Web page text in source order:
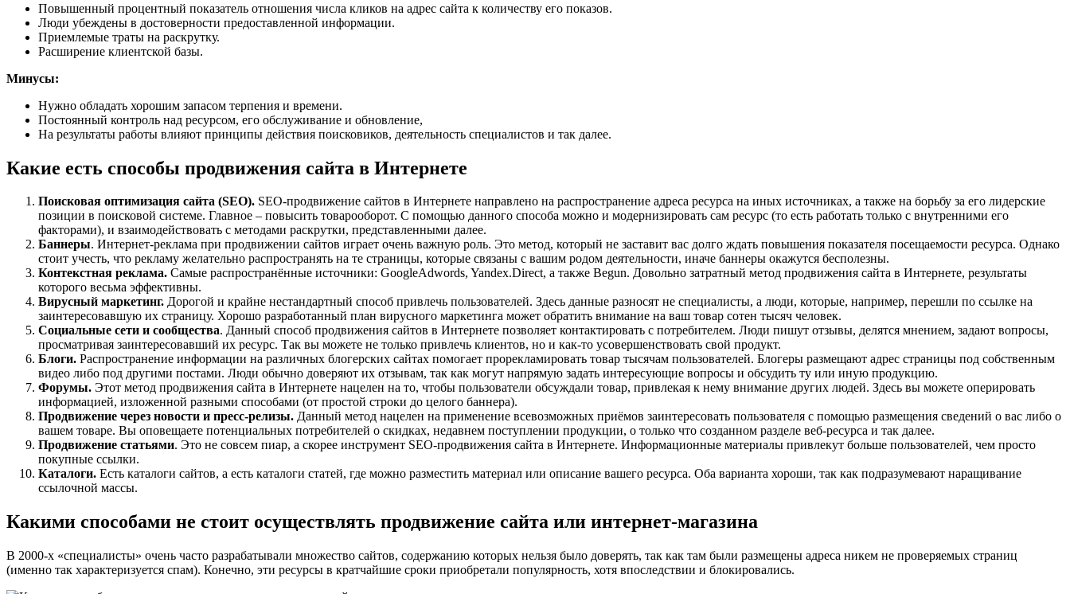
Повышенный процентный показатель отношения числа кликов на адрес сайта к количеству его показов.
Люди убеждены в достоверности предоставленной информации.
Приемлемые траты на раскрутку.
Расширение клиентской базы.
Минусы:
Нужно обладать хорошим запасом терпения и времени.
Постоянный контроль над ресурсом, его обслуживание и обновление,
На результаты работы влияют принципы действия поисковиков, деятельность специалистов и так далее.
Какие есть способы продвижения сайта в Интернете
Поисковая оптимизация сайта (SEO). SEO-продвижение сайтов в Интернете направлено на распространение адреса ресурса на иных источниках, а также на борьбу за его лидерские
позиции в поисковой системе. Главное – повысить товарооборот. С помощью данного способа можно и модернизировать сам ресурс (то есть работать только с внутренними его
факторами), и взаимодействовать с методами раскрутки, представленными далее.
Баннеры. Интернет-реклама при продвижении сайтов играет очень важную роль. Это метод, который не заставит вас долго ждать повышения показателя посещаемости ресурса. Однако
стоит учесть, что рекламу желательно распространять на те страницы, которые связаны с вашим родом деятельности, иначе баннеры окажутся бесполезны.
Контекстная реклама. Самые распространённые источники: GoogleAdwords, Yandex.Direct, а также Begun. Довольно затратный метод продвижения сайта в Интернете, результаты
которого весьма эффективны.
Вирусный маркетинг. Дорогой и крайне нестандартный способ привлечь пользователей. Здесь данные разносят не специалисты, а люди, которые, например, перешли по ссылке на
заинтересовавшую их страницу. Хорошо разработанный план вирусного маркетинга может обратить внимание на ваш товар сотен тысяч человек.
Социальные сети и сообщества. Данный способ продвижения сайтов в Интернете позволяет контактировать с потребителем. Люди пишут отзывы, делятся мнением, задают вопросы,
просматривая заинтересовавший их ресурс. Так вы можете не только привлечь клиентов, но и как-то усовершенствовать свой продукт.
Блоги. Распространение информации на различных блогерских сайтах помогает прорекламировать товар тысячам пользователей. Блогеры размещают адрес страницы под собственным
видео либо под другими постами. Люди обычно доверяют их отзывам, так как могут напрямую задать интересующие вопросы и обсудить ту или иную продукцию.
Форумы. Этот метод продвижения сайта в Интернете нацелен на то, чтобы пользователи обсуждали товар, привлекая к нему внимание других людей. Здесь вы можете оперировать
информацией, изложенной разными способами (от простой строки до целого баннера).
Продвижение через новости и пресс-релизы. Данный метод нацелен на применение всевозможных приёмов заинтересовать пользователя с помощью размещения сведений о вас либо о
вашем товаре. Вы оповещаете потенциальных потребителей о скидках, недавнем поступлении продукции, о только что созданном разделе веб-ресурса и так далее.
Продвижение статьями. Это не совсем пиар, а скорее инструмент SEO-продвижения сайта в Интернете. Информационные материалы привлекут больше пользователей, чем просто
покупные ссылки.
Каталоги. Есть каталоги сайтов, а есть каталоги статей, где можно разместить материал или описание вашего ресурса. Оба варианта хороши, так как подразумевают наращивание
ссылочной массы.
Какими способами не стоит осуществлять продвижение сайта или интернет-магазина
В 2000-х «специалисты» очень часто разрабатывали множество сайтов, содержанию которых нельзя было доверять, так как там были размещены адреса никем не проверяемых страниц
(именно так характеризуется спам). Конечно, эти ресурсы в кратчайшие сроки приобретали популярность, хотя впоследствии и блокировались.